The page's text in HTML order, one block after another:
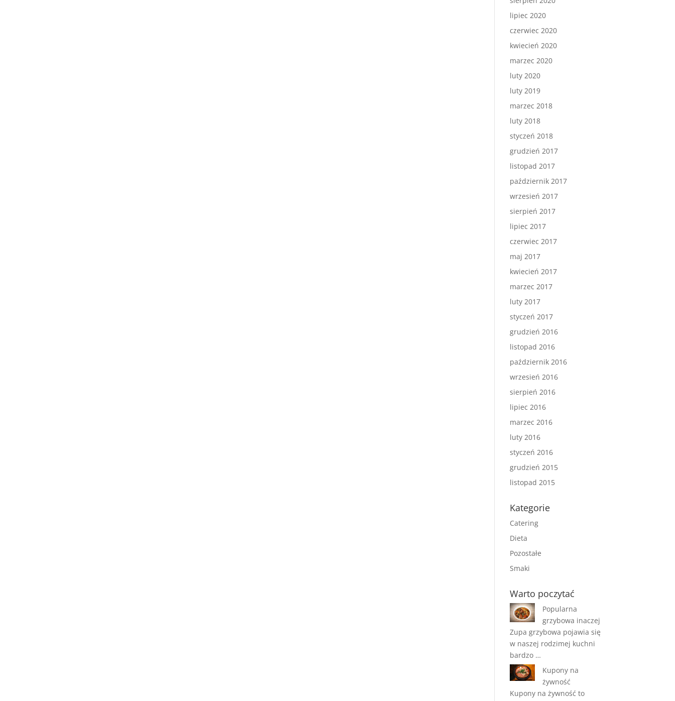
lipiec 2020
czerwiec 2020
kwiecień 2020
marzec 2020
luty 2020
luty 2019
marzec 2018
luty 2018
styczeń 2018
grudzień 2017
listopad 2017
październik 2017
wrzesień 2017
sierpień 2017
lipiec 2017
czerwiec 2017
maj 2017
kwiecień 2017
marzec 2017
luty 2017
styczeń 2017
grudzień 2016
listopad 2016
październik 2016
wrzesień 2016
sierpień 2016
lipiec 2016
marzec 2016
luty 2016
styczeń 2016
grudzień 2015
listopad 2015
Kategorie
Catering
Dieta
Pozostałe
Smaki
Warto poczytać
Popularna
grzybowa inaczej
Zupa grzybowa pojawia się
w naszej rodzimej kuchni
bardzo …
Kupony na
żywność
Kupony na żywność to